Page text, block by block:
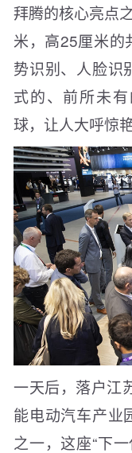
拜腾的核心亮点
米，高25厘米的
势识别、人脸识
式的、前所未
球，让人大呼惊艳
一天后，落户江
能电动汽车产业
之一，这座“下